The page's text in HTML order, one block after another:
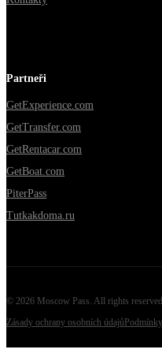
Partneři
GetExperience.com
GetTransfer.com
GetRentacar.com
GetBoat.com
PiterPass
Tutkakdoma.ru
© 2026 Moscow Pass. All rights
Zásady ochrany osobních údajů Podmínky